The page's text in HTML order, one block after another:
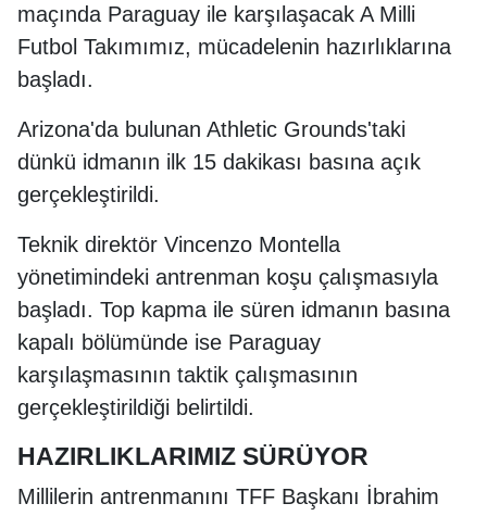
maçında Paraguay ile karşılaşacak A Milli
Futbol Takımımız, mücadelenin hazırlıklarına
başladı.
Arizona'da bulunan Athletic Grounds'taki
dünkü idmanın ilk 15 dakikası basına açık
gerçekleştirildi.
Teknik direktör Vincenzo Montella
yönetimindeki antrenman koşu çalışmasıyla
başladı. Top kapma ile süren idmanın basına
kapalı bölümünde ise Paraguay
karşılaşmasının taktik çalışmasının
gerçekleştirildiği belirtildi.
HAZIRLIKLARIMIZ SÜRÜYOR
Millilerin antrenmanını TFF Başkanı İbrahim